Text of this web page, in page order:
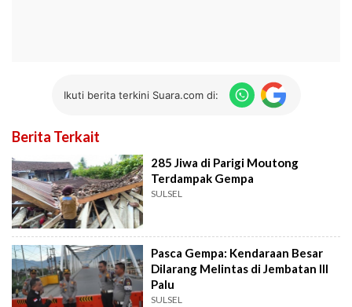
Ikuti berita terkini Suara.com di:
Berita Terkait
285 Jiwa di Parigi Moutong
Terdampak Gempa
SULSEL
Pasca Gempa: Kendaraan Besar
Dilarang Melintas di Jembatan III
Palu
SULSEL